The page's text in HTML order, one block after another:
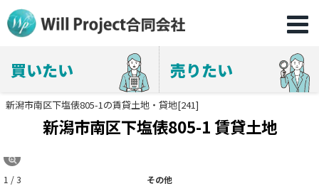
買いたい 売りたい
新潟市南区下塩俵805-1の賃貸土地・貸地[241]
新潟市南区下塩俵805-1 賃貸土地
その他
1 / 3